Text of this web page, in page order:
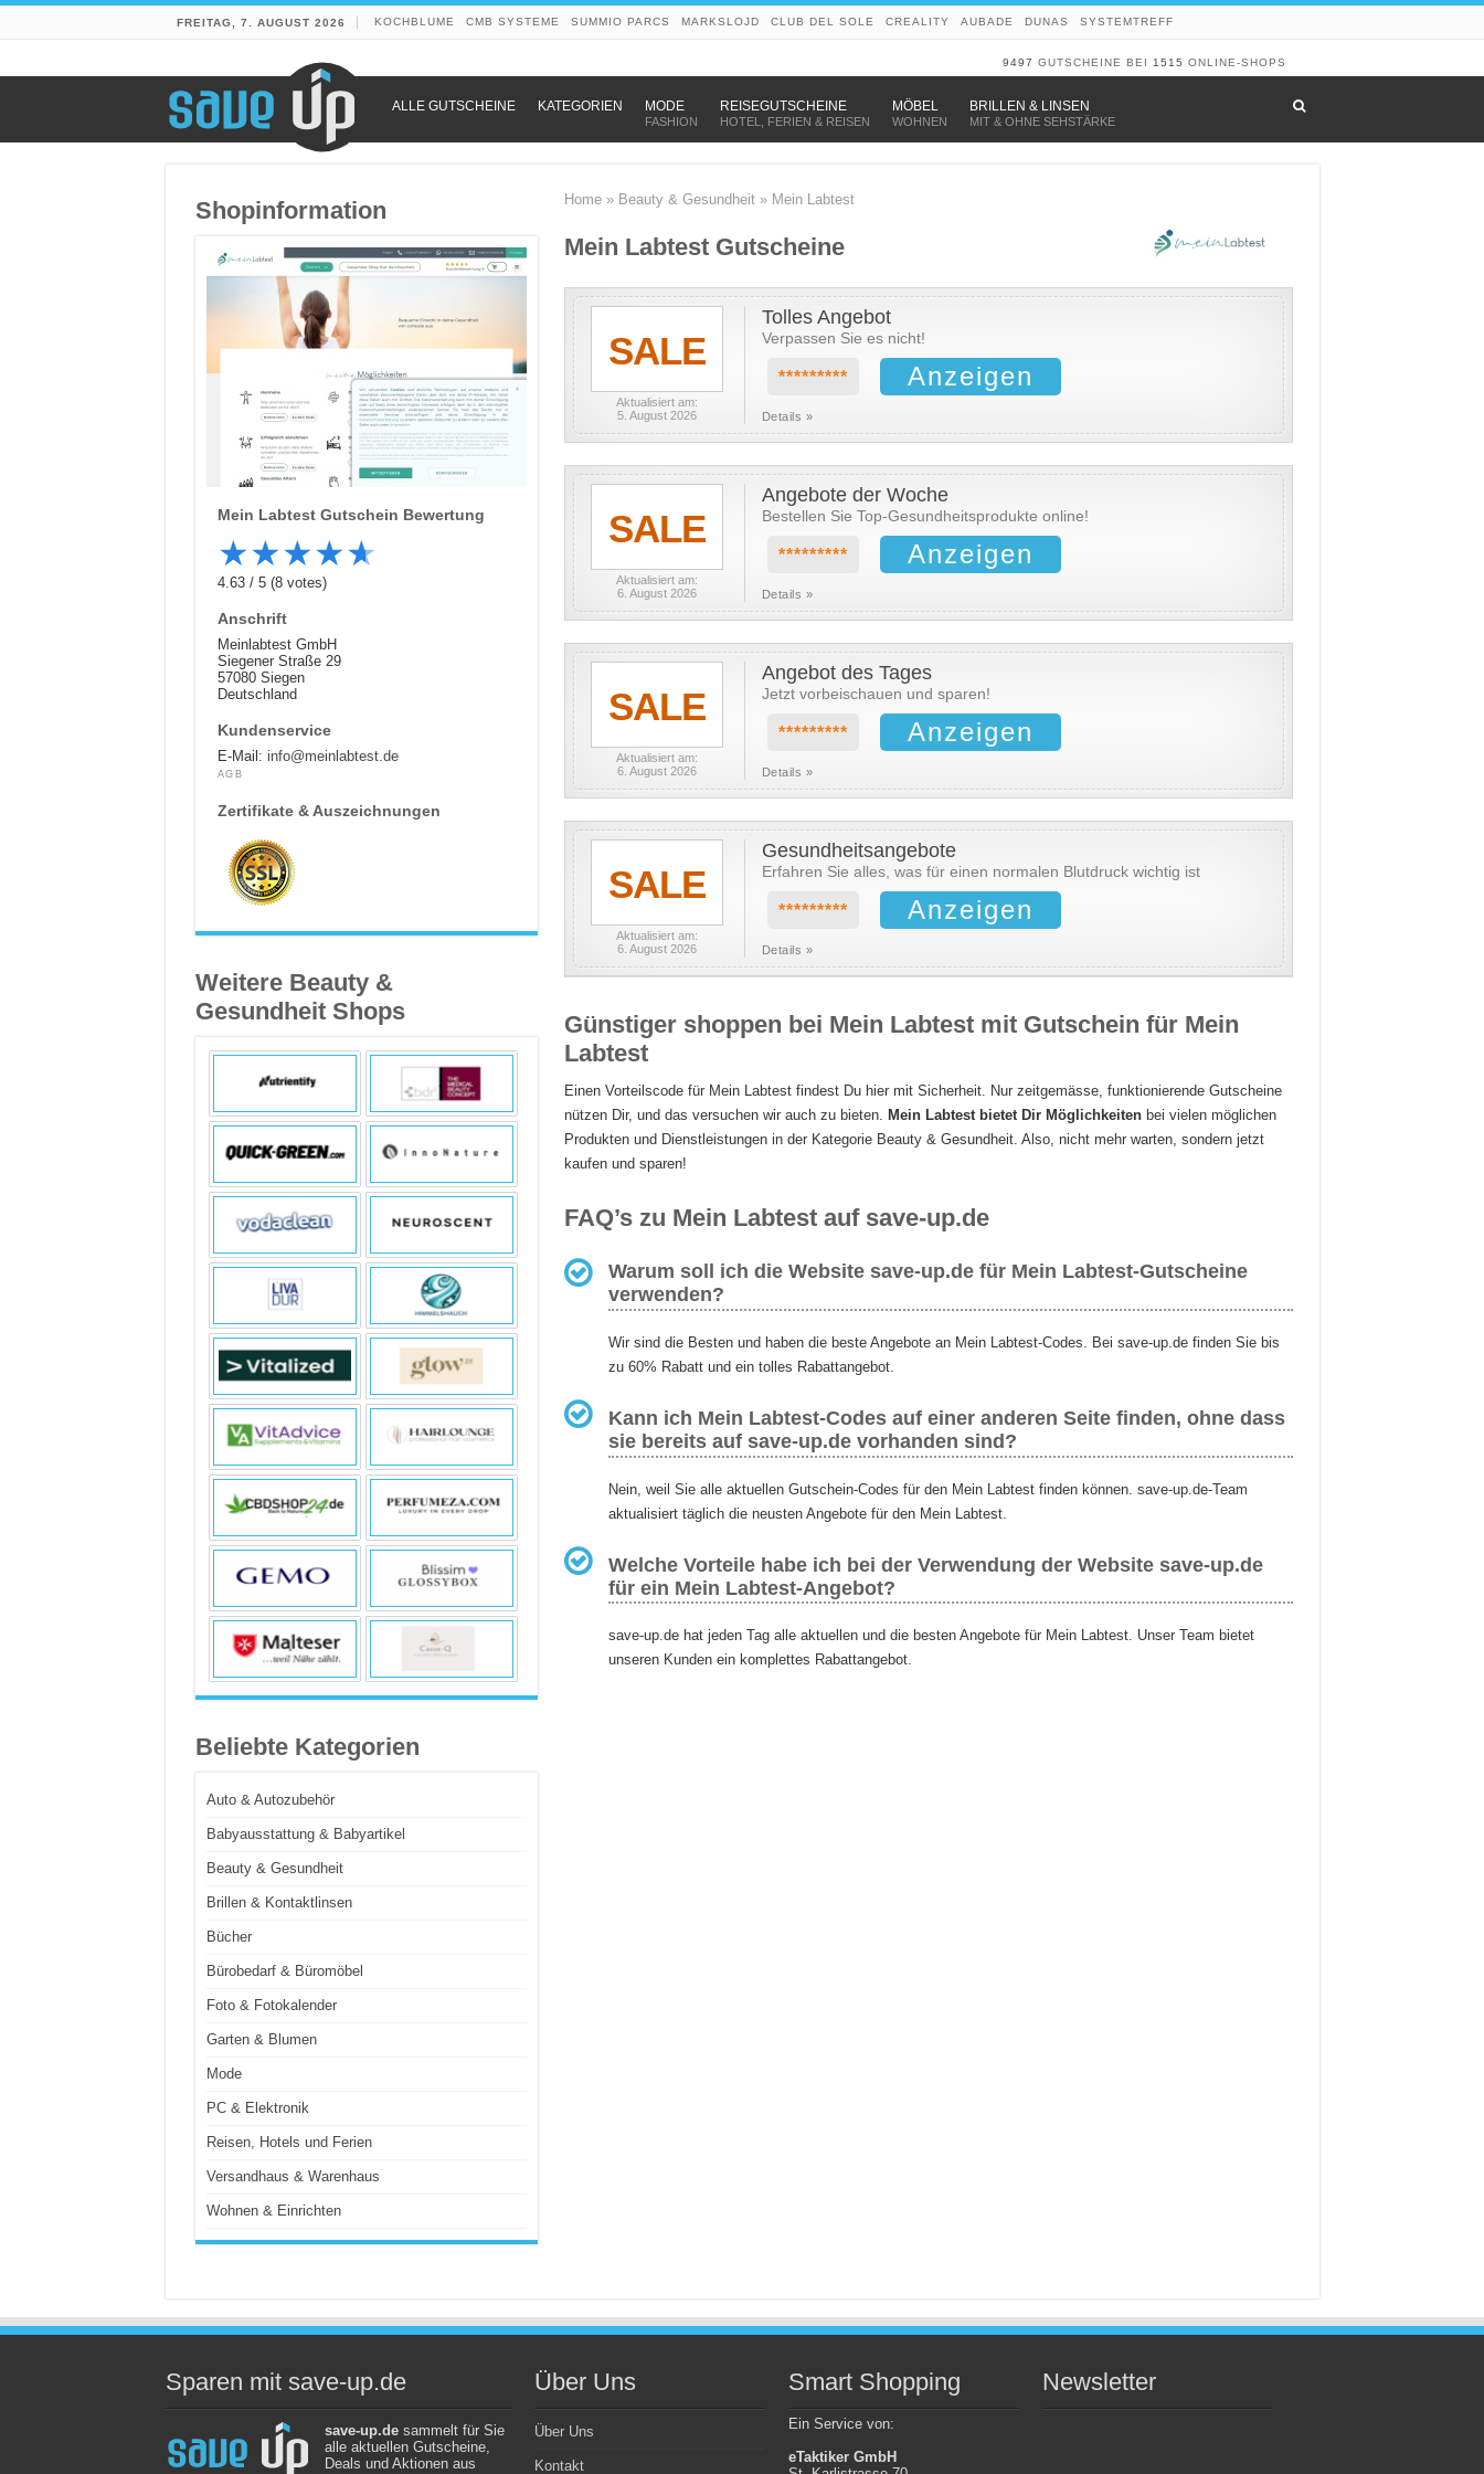
FREITAG, 7. AUGUST 2026 KOCHBLUME CMB SYSTEME SUMMIO PARCS MARKSLOJD CLUB DEL SOLE CREALITY AUBADE DUNAS SYSTEMTREFF
9497 GUTSCHEINE BEI 1515 ONLINE-SHOPS
ALLE GUTSCHEINE KATEGORIEN MODE–
FASHION
REISEGUTSCHEINE–
HOTEL, FERIEN & REISEN
MÖBEL –
WOHNEN
BRILLEN & LINSEN
MIT & OHNE SEHSTÄRKE
Home» Beauty & Gesundheit» Mein Labtest
Mein Labtest Gutscheine
SALE
Aktualisiert am:
5. August 2026
Tolles Angebot
Verpassen Sie es nicht!
********* Anzeigen
Details »
SALE
Aktualisiert am:
6. August 2026
Angebote der Woche
Bestellen Sie Top-Gesundheitsprodukte online!
********* Anzeigen
Details »
SALE
Aktualisiert am:
6. August 2026
Angebot des Tages
Jetzt vorbeischauen und sparen!
********* Anzeigen
Details »
SALE
Aktualisiert am:
6. August 2026
Gesundheitsangebote
Erfahren Sie alles, was für einen normalen Blutdruck wichtig ist
********* Anzeigen
Details »
Günstiger shoppen bei Mein Labtest mit Gutschein für Mein
Labtest
Einen Vorteilscode für Mein Labtest findest Du hier mit Sicherheit. Nur zeitgemässe, funktionierende Gutscheine
nützen Dir, und das versuchen wir auch zu bieten. Mein Labtest bietet Dir Möglichkeitenbei vielen möglichen
Produkten und Dienstleistungen in der Kategorie Beauty & Gesundheit. Also, nicht mehr warten, sondern jetzt
kaufen und sparen!
FAQ’s zu Mein Labtest auf save-up.de
Warum soll ich die Website save-up.de für Mein Labtest-Gutscheine
verwenden?
Wir sind die Besten und haben die beste Angebote an Mein Labtest-Codes. Bei save-up.de finden Sie bis
zu 60% Rabatt und ein tolles Rabattangebot.
Kann ich Mein Labtest-Codes auf einer anderen Seite finden, ohne dass
sie bereits auf save-up.de vorhanden sind?
Nein, weil Sie alle aktuellen Gutschein-Codes für den Mein Labtest finden können. save-up.de-Team
aktualisiert täglich die neusten Angebote für den Mein Labtest.
Welche Vorteile habe ich bei der Verwendung der Website save-up.de
für ein Mein Labtest-Angebot?
save-up.de hat jeden Tag alle aktuellen und die besten Angebote für Mein Labtest. Unser Team bietet
unseren Kunden ein komplettes Rabattangebot.
Shopinformation
Mein LabtestGutschein Bewertung
★★★★★
4.63 / 5(8votes)
Anschrift
Meinlabtest GmbH
Siegener Straße 29
57080 Siegen
Deutschland
Kundenservice
E-Mail: info@meinlabtest.de
AGB
Zertifikate & Auszeichnungen
Weitere Beauty &
Gesundheit Shops
Beliebte Kategorien
Auto & Autozubehör
Babyausstattung & Babyartikel
Beauty & Gesundheit
Brillen & Kontaktlinsen
Bücher
Bürobedarf & Büromöbel
Foto & Fotokalender
Garten & Blumen
Mode
PC & Elektronik
Reisen, Hotels und Ferien
Versandhaus & Warenhaus
Wohnen & Einrichten
Sparen mit save-up.de
save-up.de sammelt für Sie
alle aktuellen Gutscheine,
Deals und Aktionen aus
Über Uns
Über Uns
Kontakt
Smart Shopping
Ein Service von:
eTaktiker GmbH
Newsletter